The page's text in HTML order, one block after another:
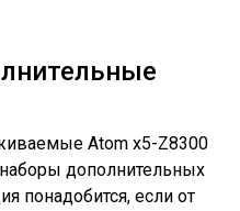
Atom x5-Z8300
дополнительных
понадобится, если от